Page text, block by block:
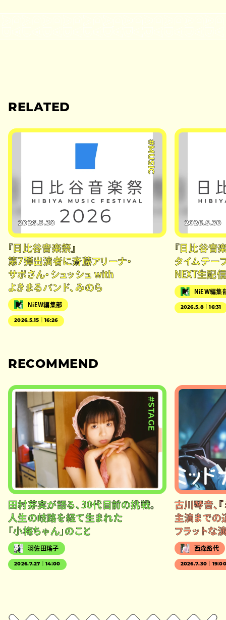
RELATED
#MUSIC
2026.5.30
『日比谷音楽祭』
第7弾出演者に斎藤アリーナ・
サボさん・シュッシュ with
よきまるバンド、みのら
NiEW編集部
2026.5.15｜16:26
2026.5.30
『日比谷音
タイムテー
NEXT生配
NiEW編集
2026.5.8｜16:31
RECOMMEND
#STAGE
田村芽実が語る、30代目前の挑戦。
人生の岐路を経て生まれた
「小梅ちゃん」のこと
羽佐田瑤子
2026.7.27｜14:00
古川琴音、
主演までの
フラットな
西森路代
2026.7.30｜